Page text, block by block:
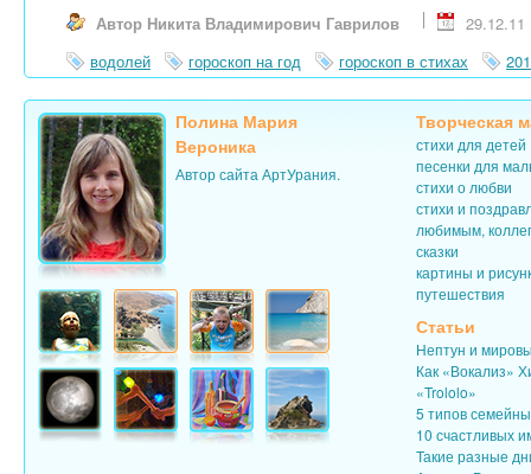
Автор Никита Владимирович Гаврилов
29.12.11
водолей
гороскоп на год гороскоп в стихах
Полина Мария
Вероника
Автор сайта АртУрания.
Творческая
стихи для детей
песенки для
стихи о любви
стихи и
любимым,
сказки
картины и
путешествия
Статьи
Нептун и
Как «Вокализ»
«Trololo»
5 типов
10 счастливых
Такие разные